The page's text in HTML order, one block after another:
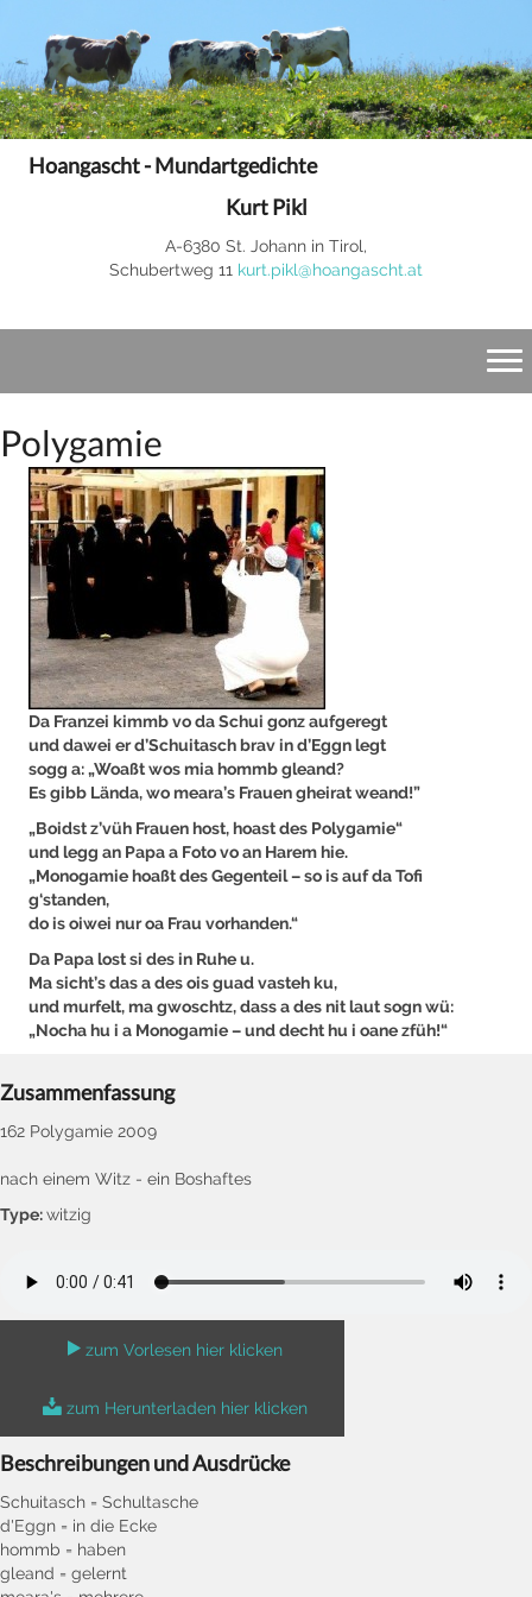
Hoangascht - Mundartgedichte
Kurt Pikl
A-6380 St. Johann in Tirol,
Schubertweg 11 kurt.pikl@hoangascht.at
Polygamie
Da Franzei kimmb vo da Schui gonz aufgeregt
und dawei er d’Schuitasch brav in d’Eggn legt
sogg a: „Woaßt wos mia hommb gleand?
Es gibb Lända, wo meara’s Frauen gheirat weand!”
„Boidst z’vüh Frauen host, hoast des Polygamie“
und legg an Papa a Foto vo an Harem hie.
„Monogamie hoaßt des Gegenteil – so is auf da Tofi
g‘standen,
do is oiwei nur oa Frau vorhanden.“
Da Papa lost si des in Ruhe u.
Ma sicht’s das a des ois guad vasteh ku,
und murfelt, ma gwoschtz, dass a des nit laut sogn wü:
„Nocha hu i a Monogamie – und decht hu i oane zfüh!“
Zusammenfassung
162 Polygamie 2009
nach einem Witz - ein Boshaftes
Type:witzig
zum Vorlesen hier klicken
zum Herunterladen hier klicken
Beschreibungen und Ausdrücke
Schuitasch = Schultasche
d'Eggn = in die Ecke
hommb = haben
gleand = gelernt